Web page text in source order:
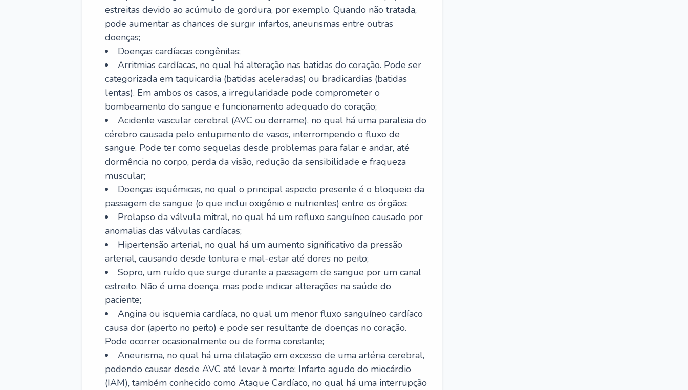
estreitas devido ao acúmulo de gordura, por exemplo. Quando não tratada,
pode aumentar as chances de surgir infartos, aneurismas entre outras
doenças;
Doenças cardíacas congênitas;
Arritmias cardíacas, no qual há alteração nas batidas do coração. Pode ser
categorizada em taquicardia (batidas aceleradas) ou bradicardias (batidas
lentas). Em ambos os casos, a irregularidade pode comprometer o
bombeamento do sangue e funcionamento adequado do coração;
Acidente vascular cerebral (AVC ou derrame), no qual há uma paralisia do
cérebro causada pelo entupimento de vasos, interrompendo o fluxo de
sangue. Pode ter como sequelas desde problemas para falar e andar, até
dormência no corpo, perda da visão, redução da sensibilidade e fraqueza
muscular;
Doenças isquêmicas, no qual o principal aspecto presente é o bloqueio da
passagem de sangue (o que inclui oxigênio e nutrientes) entre os órgãos;
Prolapso da válvula mitral, no qual há um refluxo sanguíneo causado por
anomalias das válvulas cardíacas;
Hipertensão arterial, no qual há um aumento significativo da pressão
arterial, causando desde tontura e mal-estar até dores no peito;
Sopro, um ruído que surge durante a passagem de sangue por um canal
estreito. Não é uma doença, mas pode indicar alterações na saúde do
paciente;
Angina ou isquemia cardíaca, no qual um menor fluxo sanguíneo cardíaco
causa dor (aperto no peito) e pode ser resultante de doenças no coração.
Pode ocorrer ocasionalmente ou de forma constante;
Aneurisma, no qual há uma dilatação em excesso de uma artéria cerebral,
podendo causar desde AVC até levar à morte; Infarto agudo do miocárdio
(IAM), também conhecido como Ataque Cardíaco, no qual há uma interrupção